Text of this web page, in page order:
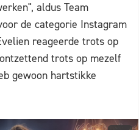
aldus Team
de categorie Instagram
reageerde trots op
trots op mezelf
gewoon hartstikke